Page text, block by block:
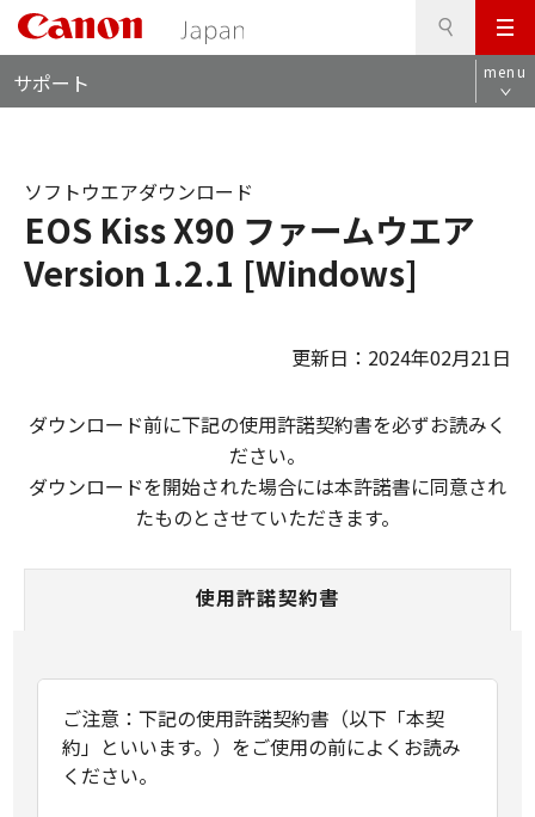
メ
ニ
ュ
サポート menu
EOS Kiss X90 ファームウエア
Version 1.2.1 [Windows]
ソフトウエアダウンロード
更新日：2024年02月21日
ダウンロード前に下記の使用許諾契約書を必ずお読みく
ださい。
ダウンロードを開始された場合には本許諾書に同意され
たものとさせていただきます。
使用許諾契約書
ご注意：下記の使用許諾契約書（以下「本契
約」といいます。）をご使用の前によくお読み
ください。